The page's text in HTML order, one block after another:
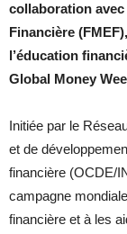
collaboration
Financière
l’éducation
Global Money
Initiée par le
et de
financière (OCDE/
campagne
financière et à les